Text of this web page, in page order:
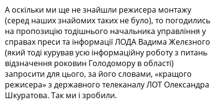
А оскільки ми ще не знайшли ре­жи­сера монтажу
(серед наших знайомих таких не було), то погодились
на пропозицію тодішнього начальника управління у
справах преси та інформації ЛОДА Вадима Желєзного
(який тоді курував усю інформаційну роботу з питань
відзначення роковин Голодо­мору в області)
запросити для цього, за його словами, «кращого
режисера» з державного телеканалу ЛОТ Олек­сандра
Шкуратова. Так ми і зробили.